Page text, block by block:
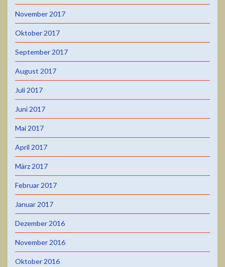
November 2017
Oktober 2017
September 2017
August 2017
Juli 2017
Juni 2017
Mai 2017
April 2017
März 2017
Februar 2017
Januar 2017
Dezember 2016
November 2016
Oktober 2016